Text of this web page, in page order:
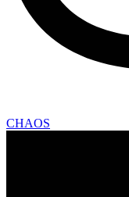
CHAOS